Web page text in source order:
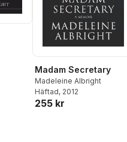
Madam Secretary
Madeleine Albright
Häftad, 2012
255 kr